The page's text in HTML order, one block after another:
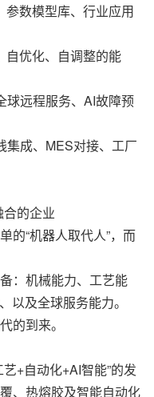
参数模型库、行业应用
自优化、自调整的能
球远程服务、AI故障预
集成、MES对接、工厂
合的企业
的“机器人取代人”，而
：机械能力、工艺能
以及全球服务能力。
的到来。
+自动化+AI智能”的发
、热熔胶及智能自动化